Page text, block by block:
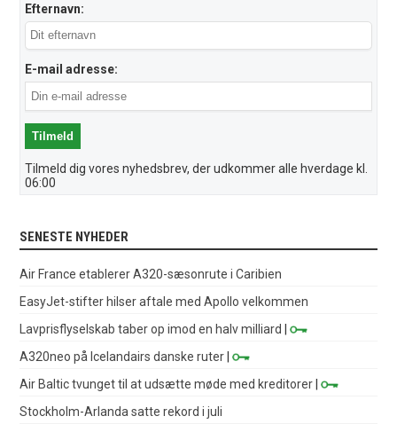
Efternavn:
E-mail adresse:
Tilmeld dig vores nyhedsbrev, der udkommer alle hverdage kl.
06:00
SENESTE NYHEDER
Air France etablerer A320-sæsonrute i Caribien
EasyJet-stifter hilser aftale med Apollo velkommen
Lavprisflyselskab taber op imod en halv milliard
|
A320neo på Icelandairs danske ruter |
Air Baltic tvunget til at udsætte møde med kreditorer |
Stockholm-Arlanda satte rekord i juli